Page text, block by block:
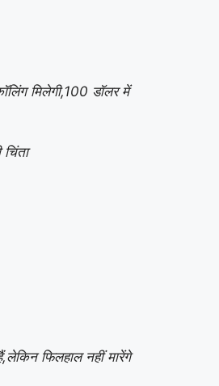
मिलेगी,100 डॉलर में
फिलहाल नहीं मारेंगे